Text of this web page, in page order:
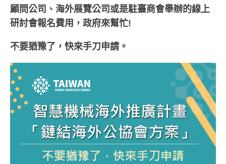
顧問公司、海外展覽公司或是駐臺商會舉辦的線上
研討會報名費用，政府來幫忙!
不要猶豫了，快來手刀申請。